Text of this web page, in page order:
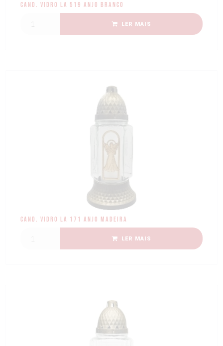
Cand. Vidro LA 519 Anjo Branco
LER MAIS
Cand. Vidro LA 171 Anjo Madeira
LER MAIS